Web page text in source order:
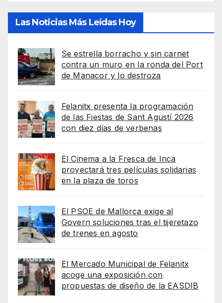
Las Noticias Más Leídas Hoy
Se estrella borracho y sin carnet
contra un muro en la ronda del Port
de Manacor y lo destroza
Felanitx presenta la programación
de las Fiestas de Sant Agustí 2026
con diez días de verbenas
El Cinema a la Fresca de Inca
proyectará tres películas solidarias
en la plaza de toros
El PSOE de Mallorca exige al
Govern soluciones tras el tijeretazo
de trenes en agosto
El Mercado Municipal de Felanitx
acoge una exposición con
propuestas de diseño de la EASDIB